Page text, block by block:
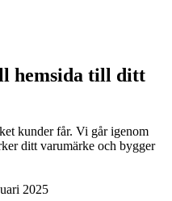
hemsida till ditt
kunder får. Vi går igenom
ditt varumärke och bygger
2025